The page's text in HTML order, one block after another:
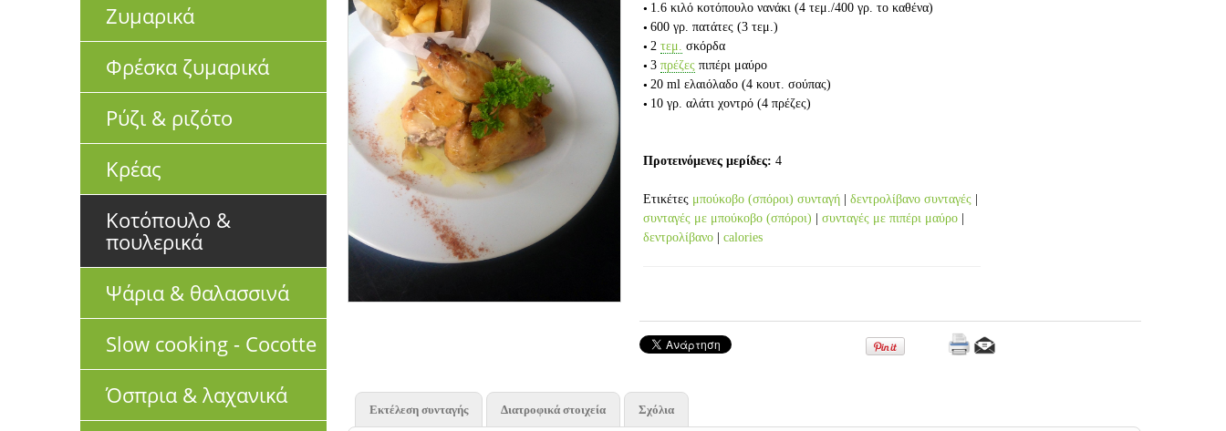
Ζυμαρικά
Φρέσκα ζυμαρικά
Ρύζι & ριζότο
Κρέας
Κοτόπουλο &
πουλερικά
Ψάρια & θαλασσινά
Slow cooking - Cocotte
Όσπρια & λαχανικά
1.6 κιλό κοτόπουλο νανάκι (4 τεμ./400 γρ. το καθένα)
600 γρ. πατάτες (3 τεμ.)
2 τεμ. σκόρδα
3 πρέζες πιπέρι μαύρο
20 ml ελαιόλαδο (4 κουτ. σούπας)
10 γρ. αλάτι χοντρό (4 πρέζες)
Προτεινόμενες μερίδες: 4
Ετικέτες μπούκοβο (σπόροι) συνταγή δεντρολίβανο συνταγές
συνταγές με μπούκοβο (σπόροι)
συνταγές με πιπέρι μαύρο
δεντρολίβανο
calories
Εκτέλεση συνταγής Διατροφικά στοιχεία Σχόλια